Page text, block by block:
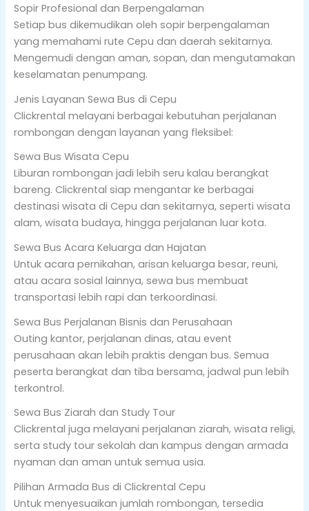
Sopir Profesional dan Berpengalaman
Setiap bus dikemudikan oleh sopir berpengalaman
yang memahami rute Cepu dan daerah sekitarnya.
Mengemudi dengan aman, sopan, dan mengutamakan
keselamatan penumpang.
Jenis Layanan Sewa Bus di Cepu
Clickrental melayani berbagai kebutuhan perjalanan
rombongan dengan layanan yang fleksibel:
Sewa Bus Wisata Cepu
Liburan rombongan jadi lebih seru kalau berangkat
bareng. Clickrental siap mengantar ke berbagai
destinasi wisata di Cepu dan sekitarnya, seperti wisata
alam, wisata budaya, hingga perjalanan luar kota.
Sewa Bus Acara Keluarga dan Hajatan
Untuk acara pernikahan, arisan keluarga besar, reuni,
atau acara sosial lainnya, sewa bus membuat
transportasi lebih rapi dan terkoordinasi.
Sewa Bus Perjalanan Bisnis dan Perusahaan
Outing kantor, perjalanan dinas, atau event
perusahaan akan lebih praktis dengan bus. Semua
peserta berangkat dan tiba bersama, jadwal pun lebih
terkontrol.
Sewa Bus Ziarah dan Study Tour
Clickrental juga melayani perjalanan ziarah, wisata religi,
serta study tour sekolah dan kampus dengan armada
nyaman dan aman untuk semua usia.
Pilihan Armada Bus di Clickrental Cepu
Untuk menyesuaikan jumlah rombongan, tersedia